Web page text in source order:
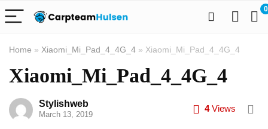
0
Home » Xiaomi_Mi_Pad_4_4G_4 » Xiaomi_Mi_Pad_4_4G_4
Xiaomi_Mi_Pad_4_4G_4
Stylishweb
March 13, 2019
4Views